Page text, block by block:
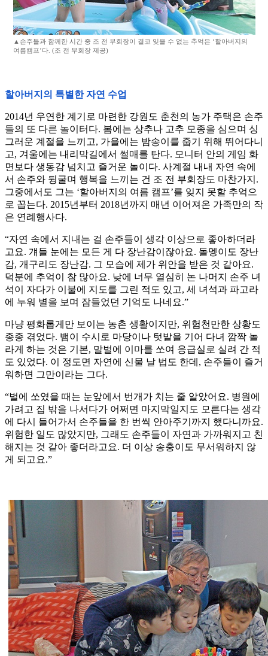
▲손주들과 함께한 시간 중 조 전 부회장이 결코 잊을 수 없는 추억은 ‘할아버지의
여름캠프’다. (조 전 부회장 제공)
할아버지의 특별한 자연 수업
2014년 우연한 계기로 마련한 강원도 춘천의 농가 주택은 손주
들의 또 다른 놀이터다. 봄에는 상추나 고추 모종을 심으며 싱
그러운 계절을 느끼고, 가을에는 밤송이를 줍기 위해 뛰어다니
고, 겨울에는 내리막길에서 썰매를 탄다. 모니터 안의 게임 화
면보다 생동감 넘치고 즐거운 놀이다. 사계절 내내 자연 속에
서 손주와 뒹굴며 행복을 느끼는 건 조 전 부회장도 마찬가지.
그중에서도 그는 ‘할아버지의 여름 캠프’를 잊지 못할 추억으
로 꼽는다. 2015년부터 2018년까지 매년 이어져온 가족만의 작
은 연례행사다.
“자연 속에서 지내는 걸 손주들이 생각 이상으로 좋아하더라
고요. 걔들 눈에는 모든 게 다 장난감이잖아요. 돌멩이도 장난
감, 개구리도 장난감. 그 모습에 제가 위안을 받은 것 같아요.
덕분에 추억이 참 많아요. 낮에 너무 열심히 논 나머지 손주 녀
석이 자다가 이불에 지도를 그린 적도 있고, 세 녀석과 파고라
에 누워 별을 보며 잠들었던 기억도 나네요.”
마냥 평화롭게만 보이는 농촌 생활이지만, 위험천만한 상황도
종종 겪었다. 뱀이 수시로 마당이나 텃밭을 기어 다녀 깜짝 놀
라게 하는 것은 기본, 말벌에 이마를 쏘여 응급실로 실려 간 적
도 있었다. 이 정도면 자연에 신물 날 법도 한데, 손주들이 즐거
워하면 그만이라는 그다.
“벌에 쏘였을 때는 눈앞에서 번개가 치는 줄 알았어요. 병원에
가려고 집 밖을 나서다가 어쩌면 마지막일지도 모른다는 생각
에 다시 들어가서 손주들을 한 번씩 안아주기까지 했다니까요.
위험한 일도 많았지만, 그래도 손주들이 자연과 가까워지고 친
해지는 것 같아 좋더라고요. 더 이상 송충이도 무서워하지 않
게 되고요.”